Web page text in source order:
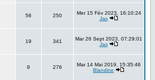
56 250
Mer 15 Fév 2023, 16:10:24
Jas
19 341
Mar 26 Sept 2023, 07:29:01
Jas
9 276
Mar 14 Mai 2019, 15:35:46
Blandine